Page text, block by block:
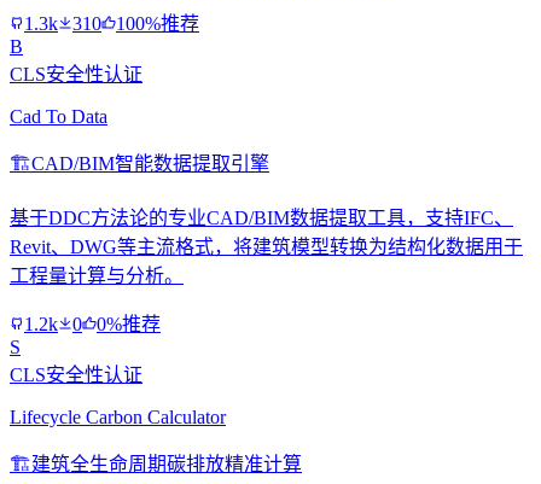
1.3k 310
100%推荐
B
CLS安全性认证
Cad To Data
🏗️CAD/BIM智能数据提取引擎
基于DDC方法论的专业CAD/BIM数据提取工具，支持IFC、
Revit、DWG等主流格式，将建筑模型转换为结构化数据用于
工程量计算与分析。
1.2k 0
0%推荐
S
CLS安全性认证
Lifecycle Carbon Calculator
🏗️建筑全生命周期碳排放精准计算